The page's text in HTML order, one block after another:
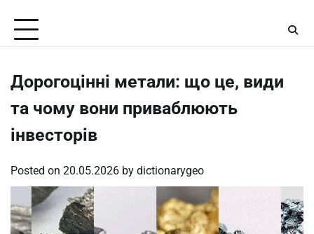
content
Дорогоцінні метали: що це, види
та чому вони приваблюють
інвесторів
Posted on 20.05.2026 by dictionarygeo